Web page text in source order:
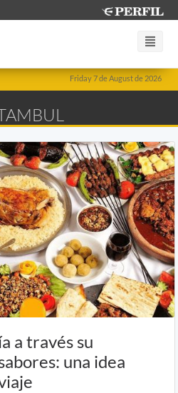
Friday 7 de August de 2026
a través su
una idea